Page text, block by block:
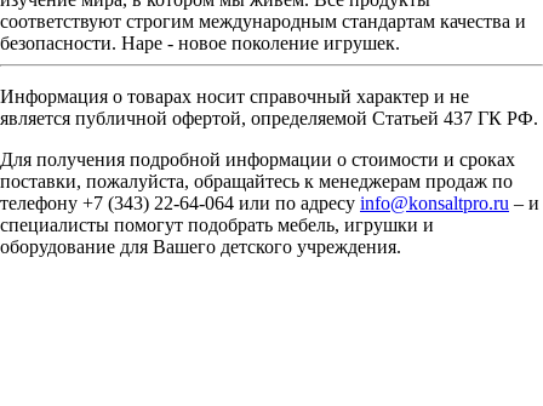
соответствуют строгим международным стандартам качества и
безопасности. Hape - новое поколение игрушек.
Информация о товарах носит справочный характер и не
является публичной офертой, определяемой Статьей 437 ГК РФ.
Для получения подробной информации о стоимости и сроках
поставки, пожалуйста, обращайтесь к менеджерам продаж по
телефону +7 (343) 22-64-064 или по адресу info@konsaltpro.ru – и
специалисты помогут подобрать мебель, игрушки и
оборудование для Вашего детского учреждения.